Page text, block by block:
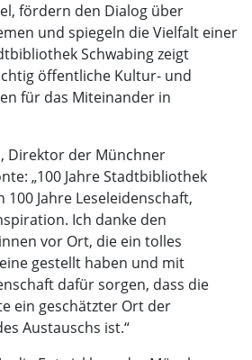
fördern den Dialog über
und spiegeln die Vielfalt einer
Schwabing zeigt
öffentliche Kultur- und
für das Miteinander in
Direktor der Münchner
„100 Jahre Stadtbibliothek
Jahre Leseleidenschaft,
Ich danke den
vor Ort, die ein tolles
gestellt haben und mit
dafür sorgen, dass die
ein geschätzter Ort der
Austauschs ist.“